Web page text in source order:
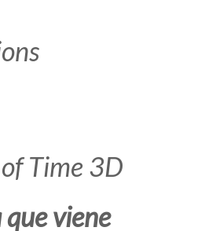
Time 3D
viene